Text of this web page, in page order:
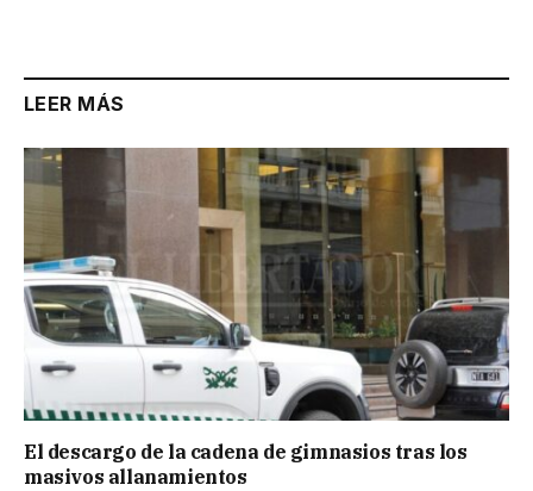
LEER MÁS
El descargo de la cadena de gimnasios tras los
masivos allanamientos